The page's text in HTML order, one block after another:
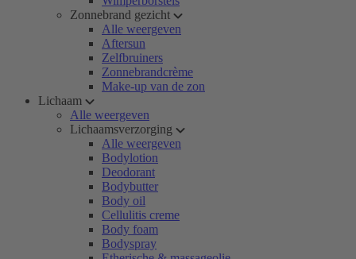
Zonnebrand gezicht
Alle weergeven
Aftersun
Zelfbruiners
Zonnebrandcrème
Make-up van de zon
Lichaam
Alle weergeven
Lichaamsverzorging
Alle weergeven
Bodylotion
Deodorant
Bodybutter
Body oil
Cellulitis creme
Body foam
Bodyspray